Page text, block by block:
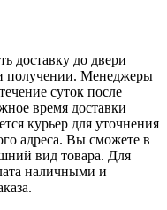
доставку до двери
получении. Менеджеры
суток после
время доставки
курьер для уточнения
адреса. Вы сможете в
вид товара. Для
наличными и